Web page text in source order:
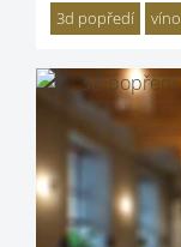
3d popředí víno